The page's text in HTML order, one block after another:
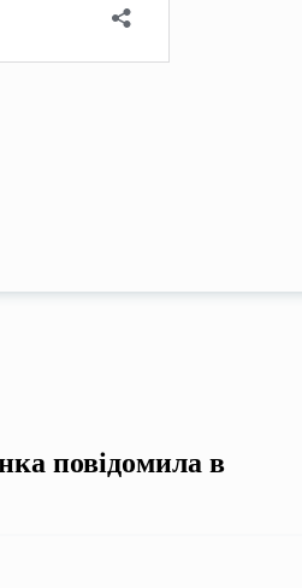
повідомила в